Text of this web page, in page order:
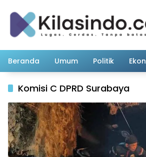
Beranda Umum Politik
Komisi C DPRD Surabaya